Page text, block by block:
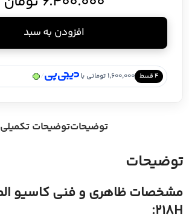
افزودن به سبد
۴ قسط 1,600,000 تومانی با /
توضیحاتتوضیحات تکمیلی
توضیحات
218H: